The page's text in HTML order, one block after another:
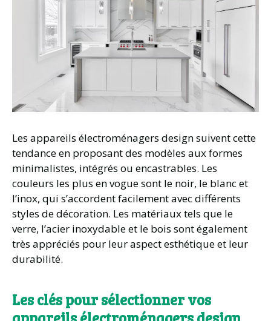
Les appareils électroménagers design suivent cette
tendance en proposant des modèles aux formes
minimalistes, intégrés ou encastrables. Les
couleurs les plus en vogue sont le noir, le blanc et
l’inox, qui s’accordent facilement avec différents
styles de décoration. Les matériaux tels que le
verre, l’acier inoxydable et le bois sont également
très appréciés pour leur aspect esthétique et leur
durabilité.
Les clés pour sélectionner vos